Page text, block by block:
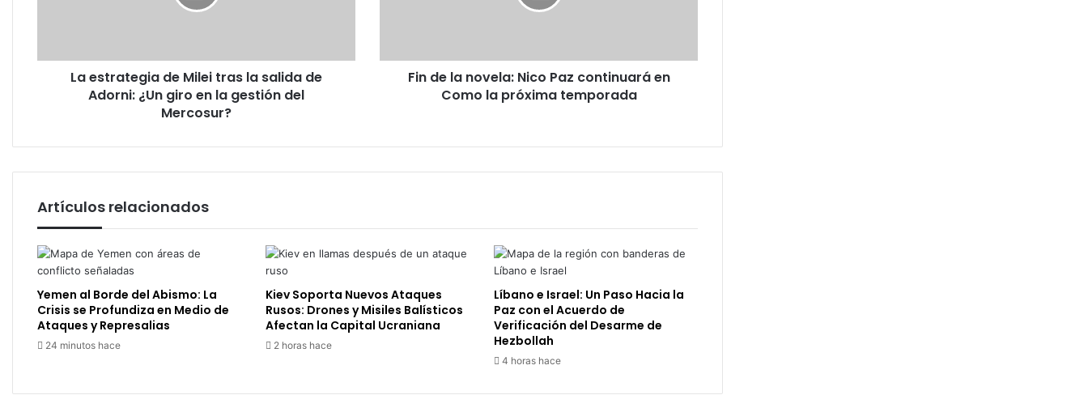
Adorni:
La estrategia de Milei tras la salida de
Adorni: ¿Un giro en la gestión del
Mercosur?
Como
Fin de la novela: Nico Paz continuará en
Como la próxima temporada
Artículos relacionados
Yemen al Borde del Abismo: La
Crisis se Profundiza en Medio de
Ataques y Represalias
24 minutos hace
Kiev Soporta Nuevos Ataques
Rusos: Drones y Misiles Balísticos
Afectan la Capital Ucraniana
2 horas hace
Líbano e Israel: Un Paso Hacia la
Paz con el Acuerdo de
Verificación del Desarme de
Hezbollah
4 horas hace